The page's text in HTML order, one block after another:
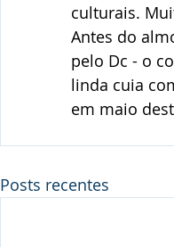
culturais.
Antes do
pelo Dc - o
linda cuia
em maio
Posts recentes